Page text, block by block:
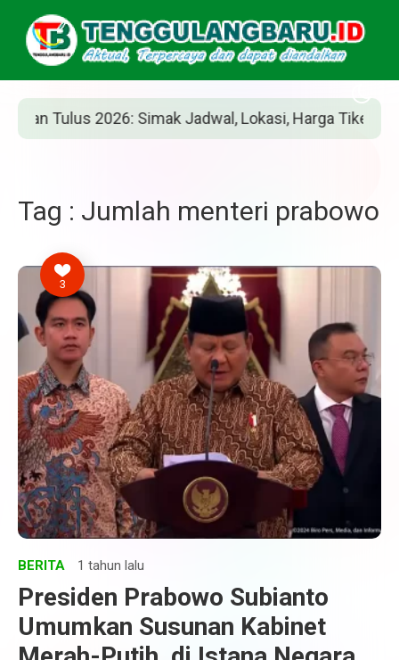
Tulus 2026: Simak Jadwal, Lokasi, Harga Tiket, dan
Tag : Jumlah menteri prabowo
3
BERITA 1 tahun lalu
Presiden Prabowo Subianto
Umumkan Susunan Kabinet